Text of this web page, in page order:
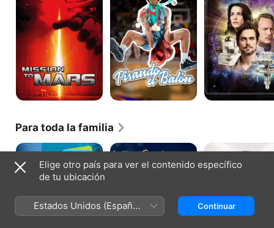
Para toda la familia
Fresh
Band
Pups
Los
los
los
nuestros
Elige otro país para ver el contenido específico
de tu ubicación
Estados Unidos (Español
México)
Continuar